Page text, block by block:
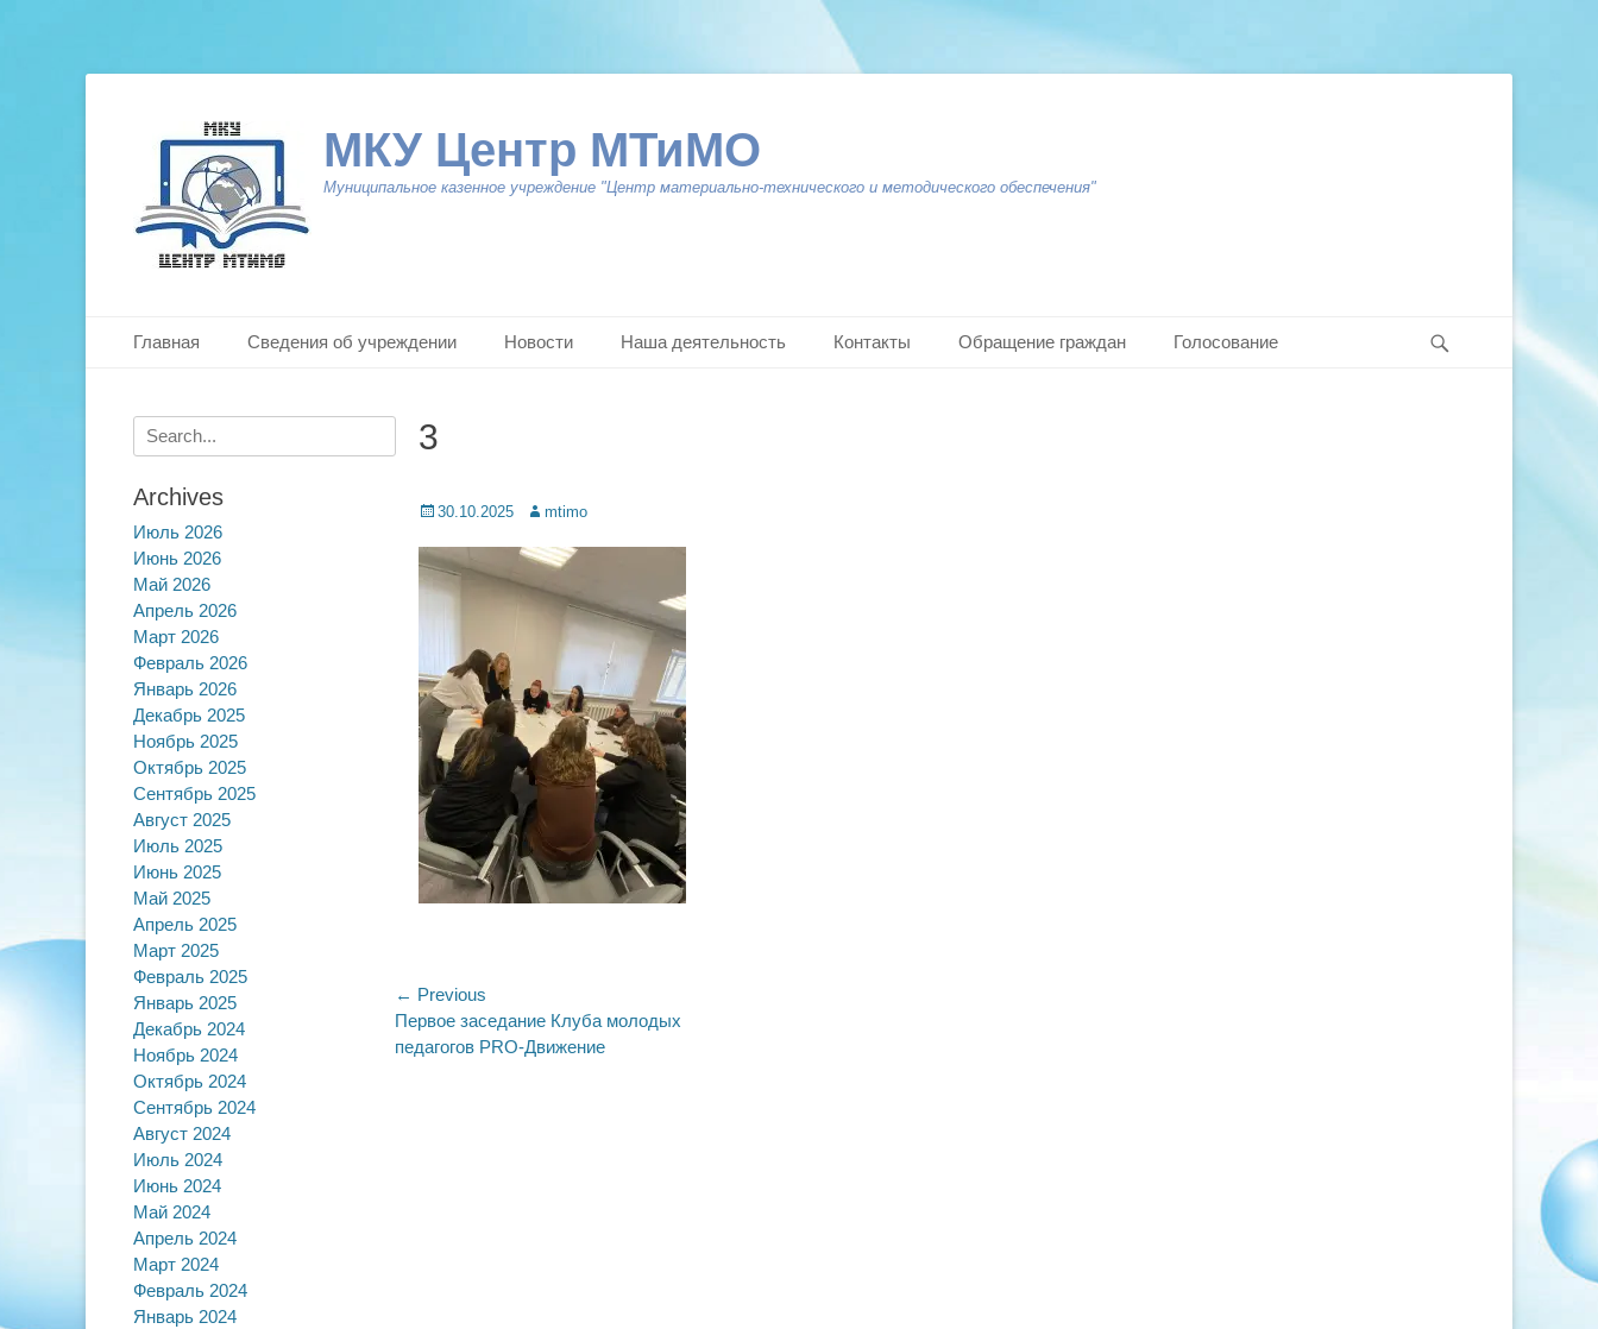
МКУ Центр МТиМО
Муниципальное казенное учреждение "Центр материально-технического и методического обеспечения"
Primary Menu
Главная Сведения об учреждении Новости Наша деятельность Контакты Обращение граждан Голосование
3
Posted
30.10.2025 Author
mtimo
Навигация
по
← Previous
Previous
post:
Первое заседание Клуба молодых
педагогов PRO-Движение
Search
for:
Archives
Июль 2026
Июнь 2026
Май 2026
Апрель 2026
Март 2026
Февраль 2026
Январь 2026
Декабрь 2025
Ноябрь 2025
Октябрь 2025
Сентябрь 2025
Август 2025
Июль 2025
Июнь 2025
Май 2025
Апрель 2025
Март 2025
Февраль 2025
Январь 2025
Декабрь 2024
Ноябрь 2024
Октябрь 2024
Сентябрь 2024
Август 2024
Июль 2024
Июнь 2024
Май 2024
Апрель 2024
Март 2024
Февраль 2024
Январь 2024